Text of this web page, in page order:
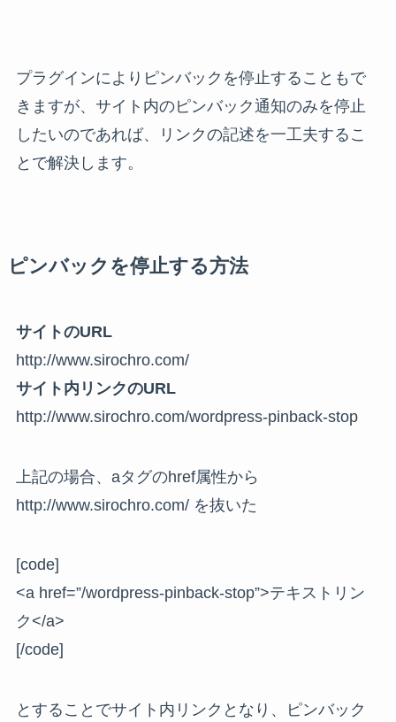
プラグインによりピンバックを停止することもで
きますが、サイト内のピンバック通知のみを停止
したいのであれば、リンクの記述を一工夫するこ
とで解決します。
ピンバックを停止する方法
サイトのURL
http://www.sirochro.com/
サイト内リンクのURL
http://www.sirochro.com/wordpress-pinback-stop
上記の場合、aタグのhref属性から
http://www.sirochro.com/ を抜いた
[code]
<a href=”/wordpress-pinback-stop”>テキストリン
ク</a>
[/code]
とすることでサイト内リンクとなり、ピンバック